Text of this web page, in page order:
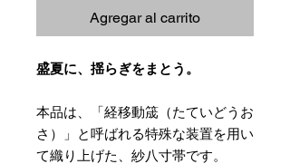
Agregar al carrito
盛夏に、揺らぎをまとう。
本品は、「経移動筬（たていどうお
さ）」と呼ばれる特殊な装置を用い
て織り上げた、紗八寸帯です。